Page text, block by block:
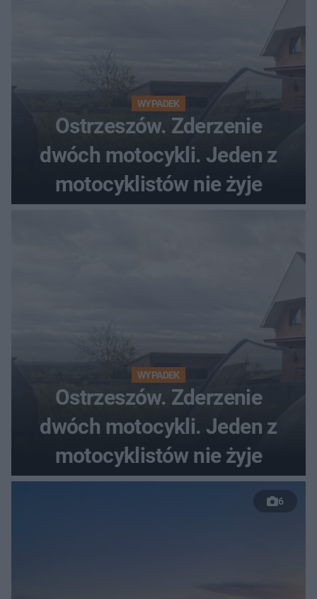
WYPADEK
Ostrzeszów. Zderzenie
dwóch motocykli. Jeden z
motocyklistów nie żyje
WYPADEK
Ostrzeszów. Zderzenie
dwóch motocykli. Jeden z
motocyklistów nie żyje
6